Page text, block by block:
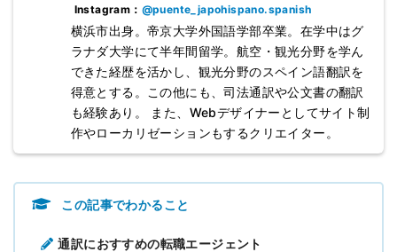
Instagram： @puente_japohispano.spanish
横浜市出身。帝京大学外国語学部卒業。在学中はグ
ラナダ大学にて半年間留学。航空・観光分野を学ん
できた経歴を活かし、観光分野のスペイン語翻訳を
得意とする。この他にも、司法通訳や公文書の翻訳
も経験あり。 また、Webデザイナーとしてサイト制
作やローカリゼーションもするクリエイター。
この記事でわかること
通訳におすすめの転職エージェント